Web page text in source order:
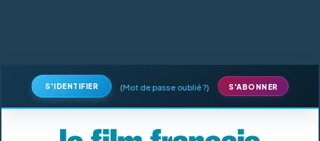
S'IDENTIFIER (Mot de passe oublié ?) S'ABONNER